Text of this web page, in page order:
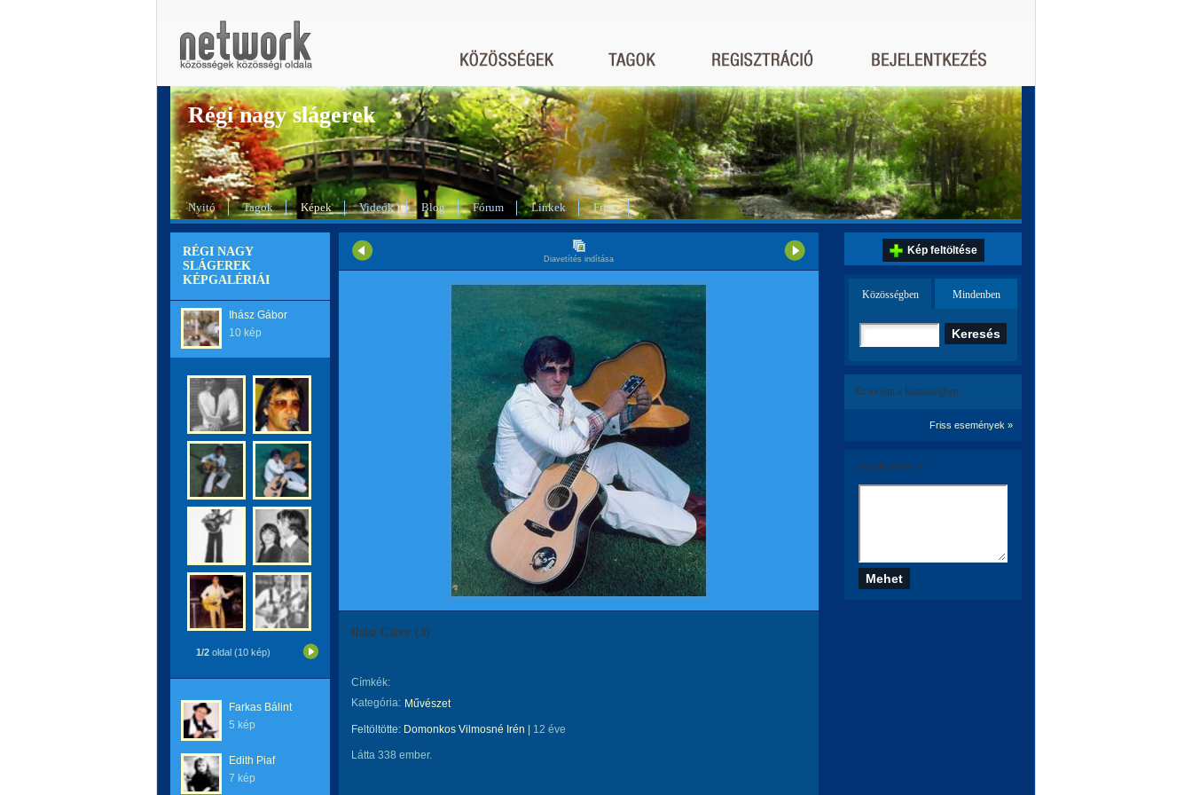
Régi nagy slágerek
Nyitó Tagok Képek Videók Blog Fórum Linkek Friss
RÉGI NAGY
SLÁGEREK
KÉPGALÉRIÁI
Ihász Gábor
10 kép
1/2 oldal (10 kép)
Farkas Bálint
5 kép
Edith Piaf
7 kép
Diavetítés indítása
Ihász Gábor (3)
Címkék:
Kategória: Művészet
Feltöltötte: Domonkos Vilmosné Irén 12 éve
Látta 338 ember.
Kép feltöltése
Közösségben Mindenben
Ez történt a közösségben:
Friss események »
Szólj hozzá te is!